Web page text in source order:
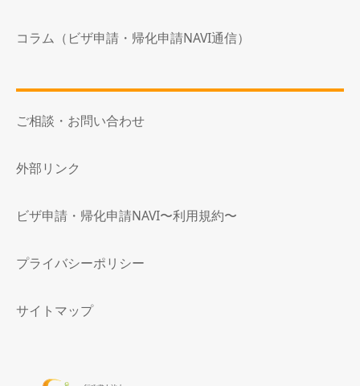
コラム（ビザ申請・帰化申請NAVI通信）
ご相談・お問い合わせ
外部リンク
ビザ申請・帰化申請NAVI〜利用規約〜
プライバシーポリシー
サイトマップ